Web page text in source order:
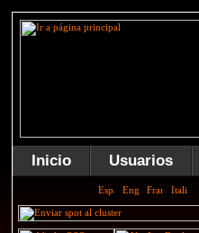
Inicio Usuarios